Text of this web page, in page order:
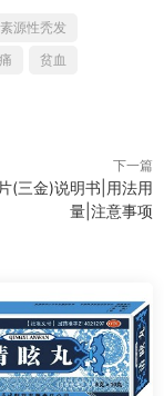
源性秃发
贫血
下一篇
(三金)说明书|用法用
量|注意事项